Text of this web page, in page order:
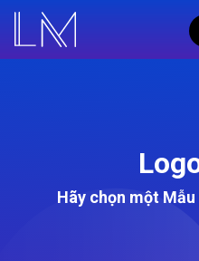
Hãy chọn một